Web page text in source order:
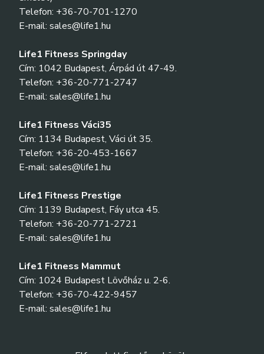
Telefon: +36-70-701-1270
E-mail: sales@life1.hu
Life1 Fitness Springday
Cím: 1042 Budapest, Árpád út 47-49.
Telefon: +36-20-771-2747
E-mail: sales@life1.hu
Life1 Fitness Váci35
Cím: 1134 Budapest, Váci út 35.
Telefon: +36-20-453-1667
E-mail: sales@life1.hu
Life1 Fitness Prestige
Cím: 1139 Budapest, Fáy utca 45.
Telefon: +36-20-771-2721
E-mail: sales@life1.hu
Life1 Fitness Mammut
Cím: 1024 Budapest Lövőház u. 2-6.
Telefon: +36-70-422-9457
E-mail: sales@life1.hu